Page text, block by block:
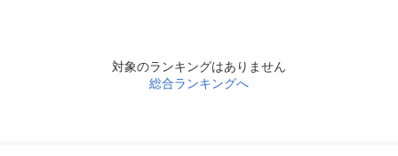
対象のランキングはありません
総合ランキングへ